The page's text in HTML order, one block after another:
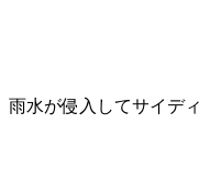
水が侵入してサイデ